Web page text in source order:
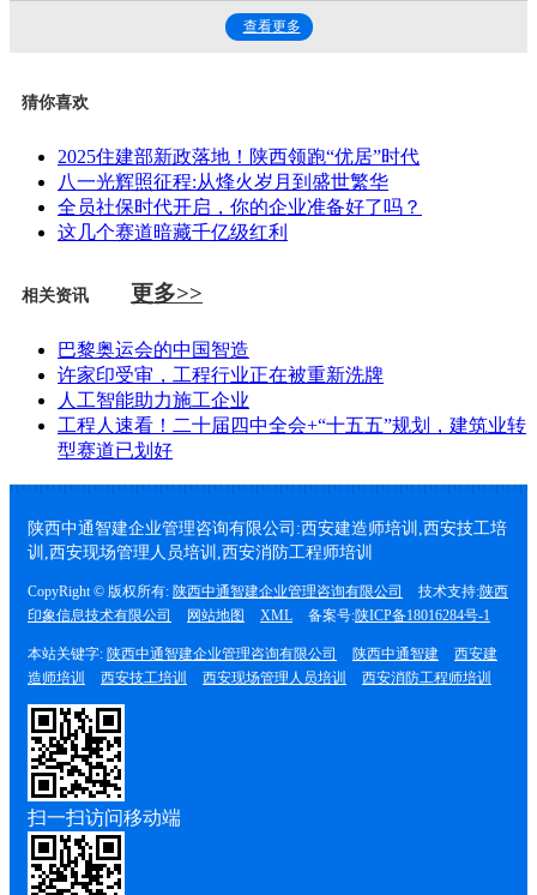
查看更多
猜你喜欢
2025住建部新政落地！陕西领跑“优居”时代
八一光辉照征程:从烽火岁月到盛世繁华
全员社保时代开启，你的企业准备好了吗？
这几个赛道暗藏千亿级红利
相关资讯 更多>>
巴黎奥运会的中国智造
许家印受审，工程行业正在被重新洗牌
人工智能助力施工企业
工程人速看！二十届四中全会+“十五五”规划，建筑业转
型赛道已划好
陕西中通智建企业管理咨询有限公司:西安建造师培训,西安技工培
训,西安现场管理人员培训,西安消防工程师培训
CopyRight © 版权所有: 陕西中通智建企业管理咨询有限公司 技术支持:陕西
印象信息技术有限公司
网站地图 XML 备案号:陕ICP备18016284号-1
本站关键字: 陕西中通智建企业管理咨询有限公司 陕西中通智建
西安建
造师培训
西安技工培训 西安现场管理人员培训 西安消防工程师培训
扫一扫访问移动端